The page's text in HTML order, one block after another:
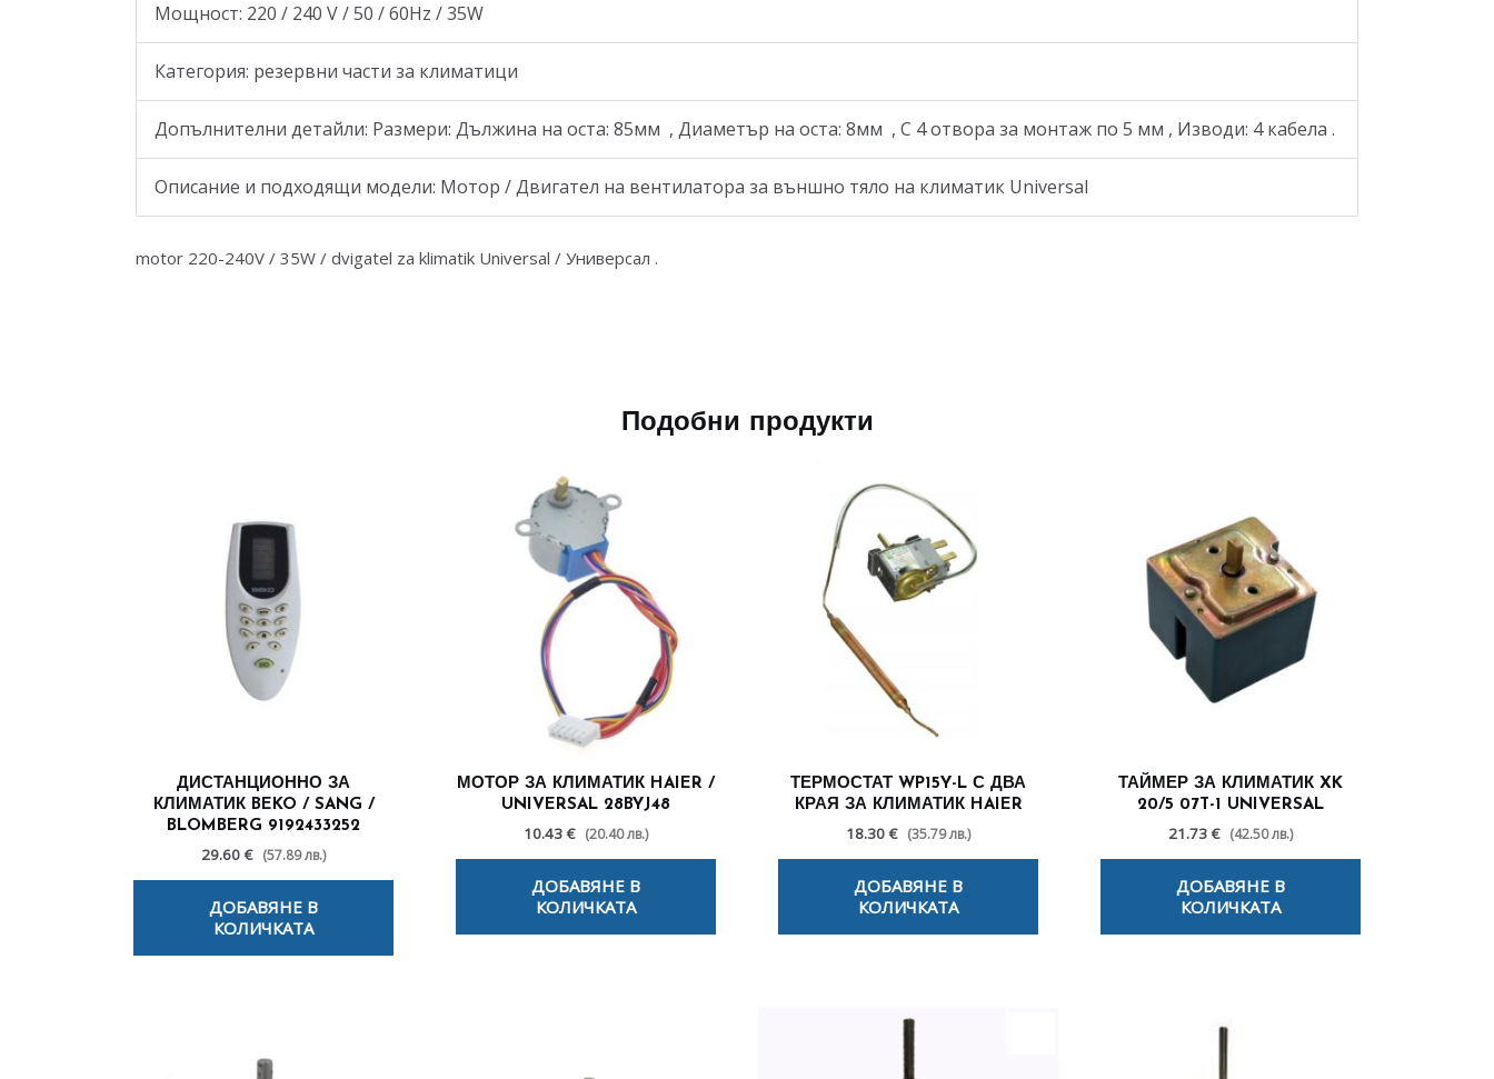
Moщност: 220 / 240 V / 50 / 60Hz / 35W
Категория: резервни части за климатици
Допълнителни детайли: Размери: Дължина на оста: 85мм , Диаметър на оста: 8мм , С 4 отвора за монтаж по 5 мм , Изводи: 4 кабела .
Описание и подходящи модели: Мотор / Двигател на вентилатора за външно тяло на климатик Universal
motor 220-240V / 35W / dvigatel za klimatik Universal / Универсал .
Подобни продукти
ДИСТАНЦИОННО ЗА
КЛИМАТИК BEKO / SANG /
BLOMBERG 9192433252
29.60 € (57.89 лв.)
ДОБАВЯНЕ В
КОЛИЧКАТА
МОТОР ЗА КЛИМАТИК HAIER /
UNIVERSAL 28BYJ48
10.43 € (20.40 лв.)
ДОБАВЯНЕ В
КОЛИЧКАТА
ТЕРМОСТАТ WP15Y-L С ДВА
КРАЯ ЗА КЛИМАТИК HAIER
18.30 € (35.79 лв.)
ДОБАВЯНЕ В
КОЛИЧКАТА
ТАЙМЕР ЗА КЛИМАТИК XK
20/5 07T-1 UNIVERSAL
21.73 € (42.50 лв.)
ДОБАВЯНЕ В
КОЛИЧКАТА